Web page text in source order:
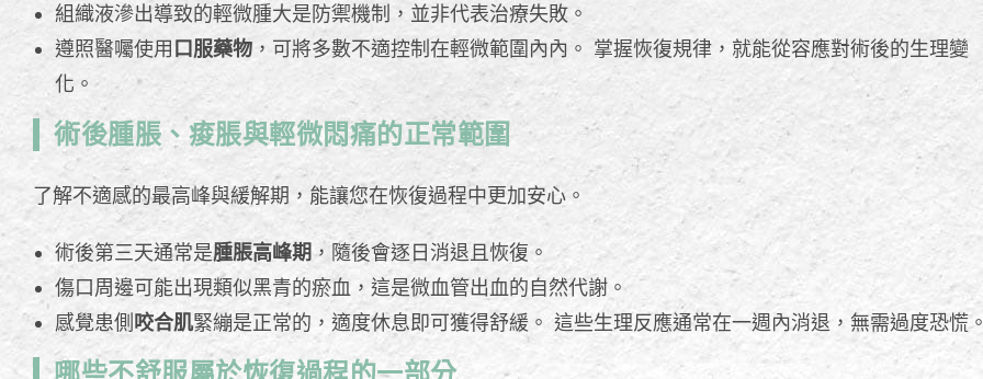
組織液滲出導致的輕微腫大是防禦機制，並非代表治療失敗。
遵照醫囑使用口服藥物 ，可將多數不適控制在輕微範圍內內。 掌握恢復規律，就能從容應對術後的生理變
化。
術後腫脹、痠脹與輕微悶痛的正常範圍
了解不適感的最高峰與緩解期，能讓您在恢復過程中更加安心。
術後第三天通常是腫脹高峰期，隨後會逐日消退且恢復。
傷口周邊可能出現類似黑青的瘀血，這是微血管出血的自然代謝。
感覺患側 咬合肌緊繃是正常的，適度休息即可獲得舒緩。 這些生理反應通常在一週內消退，無需過度恐慌
哪些不舒服屬於恢復過程的一部分